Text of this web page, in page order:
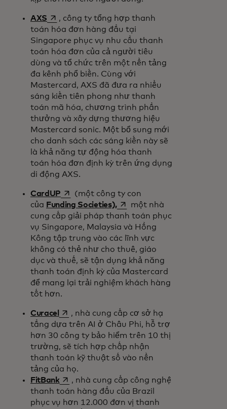
AXS opens in a new tab
, công ty tổng hợp thanh
toán hóa đơn hàng đầu tại
Singapore phục vụ nhu cầu thanh
toán hóa đơn của cả người tiêu
dùng và tổ chức trên một nền tảng
đa kênh phổ biến. Cùng với
Mastercard, AXS đã đưa ra nhiều
sáng kiến tiên phong như thanh
toán mã hóa, chương trình phần
thưởng và xây dựng thương hiệu
Mastercard sonic. Một bổ sung mới
cho danh sách các sáng kiến này sẽ
là khả năng tự động hóa thanh
toán hóa đơn định kỳ trên ứng dụng
di động AXS.
CardUP opens in a new tab
(một công ty con
của Funding Societies),opens in a new tab
một nhà
cung cấp giải pháp thanh toán phục
vụ Singapore, Malaysia và Hồng
Kông tập trung vào các lĩnh vực
không có thẻ như cho thuê, giáo
dục và thuế, sẽ tận dụng khả năng
thanh toán định kỳ của Mastercard
để mang lại trải nghiệm khách hàng
tốt hơn.
Curacel opens in a new tab
, nhà cung cấp cơ sở hạ
tầng dựa trên AI ở Châu Phi, hỗ trợ
hơn 30 công ty bảo hiểm trên 10 thị
trường, sẽ tích hợp chấp nhận
thanh toán kỹ thuật số vào nền
tảng của họ.
FitBankopens in a new tab
, nhà cung cấp công nghệ
thanh toán hàng đầu của Brazil
phục vụ hơn 12.000 đơn vị thanh